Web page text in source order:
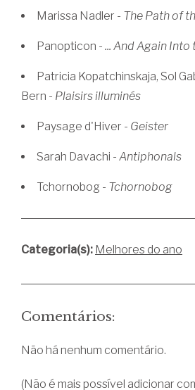
Marissa Nadler - The Path of
Panopticon - ... And Again
Patricia Kopatchinskaja, Sol
Bern - Plaisirs illuminés
Paysage d'Hiver - Geister
Sarah Davachi - Antiphonals
Tchornobog - Tchornobog
Categoria(s): Melhores do ano
Comentários:
Não há nenhum comentário.
(Não é mais possível adicionar